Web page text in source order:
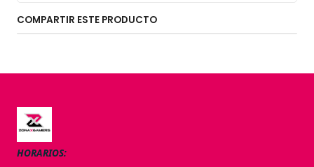
COMPARTIR ESTE PRODUCTO
HORARIOS: